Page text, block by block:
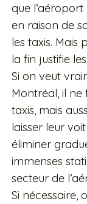
que
en raison de
les taxis. Mais
la fin justifie
Si on veut
Montréal, il ne
taxis, mais
laisser leur
éliminer
immenses
secteur de
Si nécessaire,